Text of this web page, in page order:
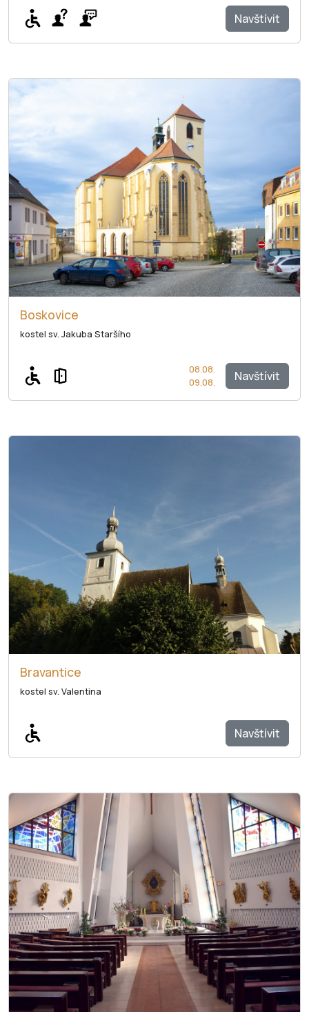
Navštívit
Boskovice
kostel sv. Jakuba Staršího
Navštívit
08.08.
09.08.
Bravantice
kostel sv. Valentina
Navštívit